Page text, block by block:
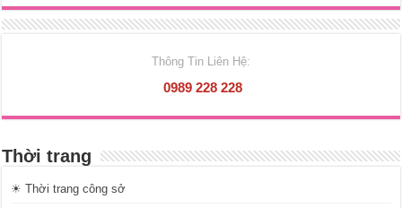
Thông Tin Liên Hệ:
0989 228 228
Thời trang
☀ Thời trang công sở